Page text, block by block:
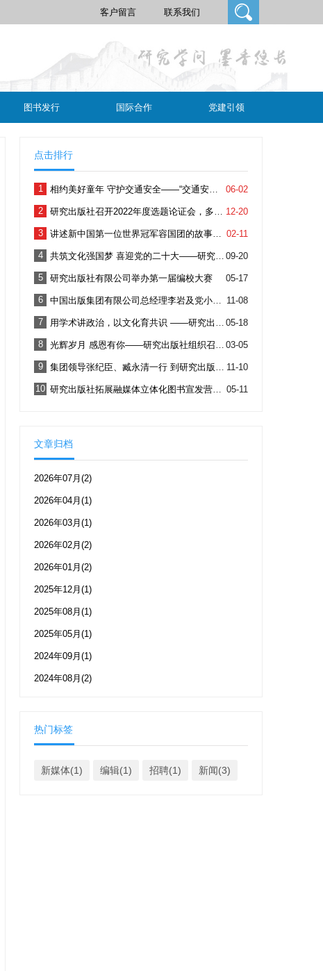
客户留言 联系我们
图书发行 国际合作 党建引领
点击排行
1 06-02
相约美好童年 守护交通安全——“交通安全十二生肖系列”读书分享会在北京召开
2 12-20
研究出版社召开2022年度选题论证会，多领域顶尖专家学者参加
3 02-11
讲述新中国第一位世界冠军容国团的故事《人生能有几回搏》出版
4 09-20
共筑文化强国梦 喜迎党的二十大——研究出版社党支部与光明日报社直属单位联合党支部开展联学联建主题党日活动
5 05-17
研究出版社有限公司举办第一届编校大赛
6 11-08
中国出版集团有限公司总经理李岩及党小组成员赴研究出版社工作调研
7 05-18
用学术讲政治，以文化育共识 ——研究出版社携手中央社院打造特色主题出版产品线
8 03-05
光辉岁月 感恩有你——研究出版社组织召开赵卜慧社长光荣退休欢送会
9 11-10
集团领导张纪臣、臧永清一行 到研究出版社开展专题调研
10 05-11
研究出版社拓展融媒体立体化图书宣发营销——新华网调研合作行
文章归档
2026年07月(2)
2026年04月(1)
2026年03月(1)
2026年02月(2)
2026年01月(2)
2025年12月(1)
2025年08月(1)
2025年05月(1)
2024年09月(1)
2024年08月(2)
热门标签
新媒体(1) 编辑(1) 招聘(1) 新闻(3)